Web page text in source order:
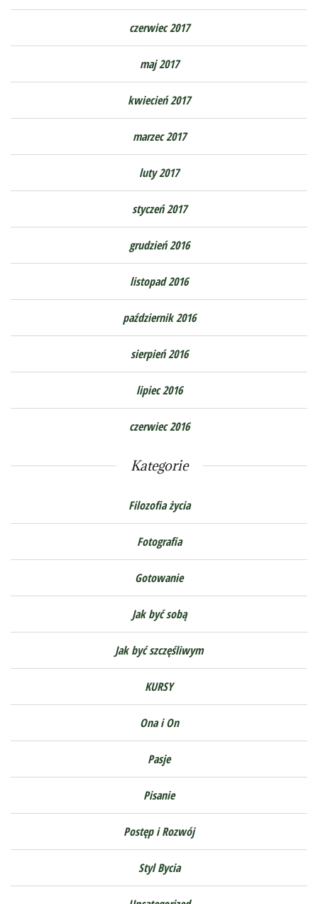
czerwiec 2017
maj 2017
kwiecień 2017
marzec 2017
luty 2017
styczeń 2017
grudzień 2016
listopad 2016
październik 2016
sierpień 2016
lipiec 2016
czerwiec 2016
Kategorie
Filozofia życia
Fotografia
Gotowanie
Jak być sobą
Jak być szczęśliwym
KURSY
Ona i On
Pasje
Pisanie
Postęp i Rozwój
Styl Bycia